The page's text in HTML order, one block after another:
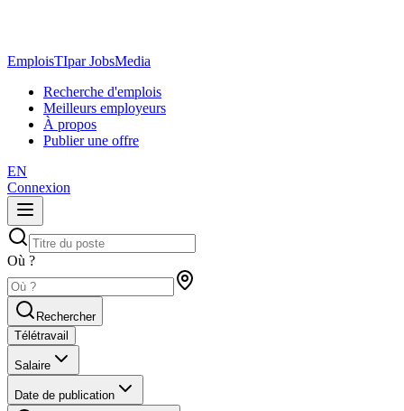
EmploisTIpar JobsMedia
Recherche d'emplois
Meilleurs employeurs
À propos
Publier une offre
EN
Connexion
Où ?
Rechercher
Télétravail
Salaire
Date de publication